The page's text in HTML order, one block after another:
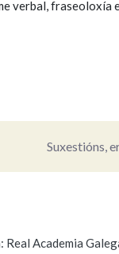
verbal, fraseoloxía
Suxestións,
Real Academia